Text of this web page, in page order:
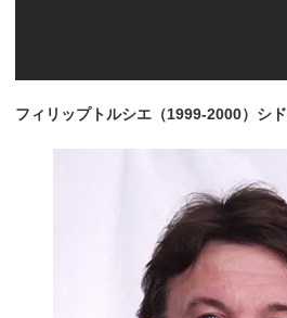
フィリップトルシエ（1999-2000）シ